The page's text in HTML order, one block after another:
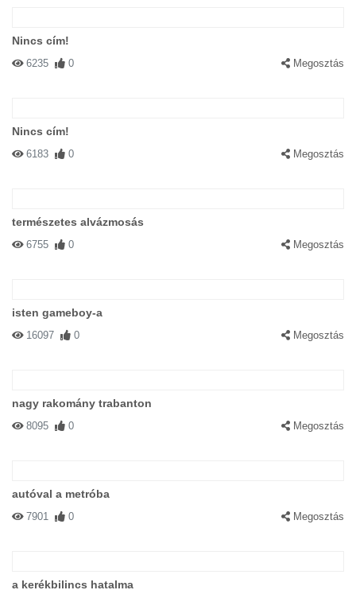
Nincs cím!
6235 0 Megosztás
Nincs cím!
6183 0 Megosztás
természetes alvázmosás
6755 0 Megosztás
isten gameboy-a
16097 0 Megosztás
nagy rakomány trabanton
8095 0 Megosztás
autóval a metróba
7901 0 Megosztás
a kerékbilincs hatalma